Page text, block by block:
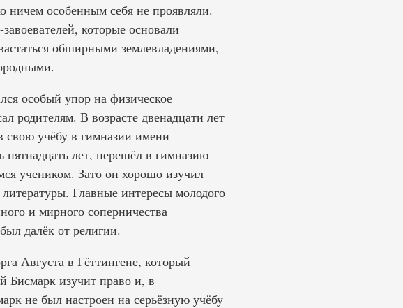
ничем особенным себя не проявляли.
которые основали
обширными землевладениями,
особый упор на физическое
родителям. В возрасте двенадцати лет
учёбу в гимназии имени
лет, перешёл в гимназию
учеником. Зато он хорошо изучил
Главные интересы молодого
и мирного соперничества
далёк от религии.
Августа в Гёттингене, который
Бисмарк изучит право и, в
не был настроен на серьёзную учёбу